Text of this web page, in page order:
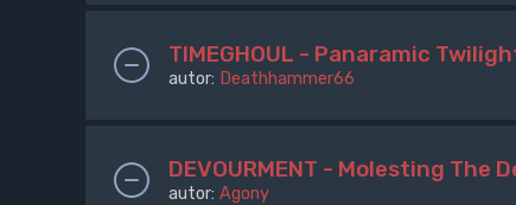
TIMEGHOUL - Panaramic
autor: Deathhammer66
DEVOURMENT - Molesting The
autor: Agony